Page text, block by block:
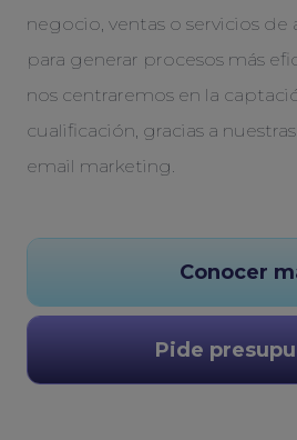
negocio, ventas o servicios
para generar procesos más
nos centraremos en la
cualificación, gracias a
email marketing.
Conocer
Pide